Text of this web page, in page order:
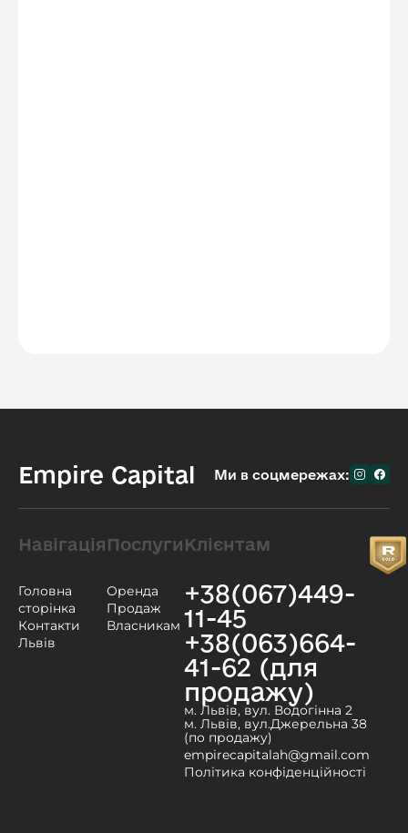
Empire Capital Ми в соцмережах:
Навігація
Головна
сторінка
Контакти
Львів
Послуги
Оренда
Продаж
Власникам
Клієнтам
+38(067)449-
11-45
+38(063)664-
41-62 (для
продажу)
м. Львів, вул. Водогінна 2
м. Львів, вул.Джерельна 38
(по продажу)
empirecapitalah@gmail.com
Політика конфіденційності